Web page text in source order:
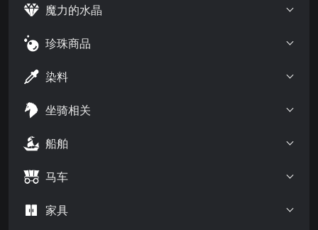
魔力的水晶
珍珠商品
染料
坐骑相关
船舶
马车
家具